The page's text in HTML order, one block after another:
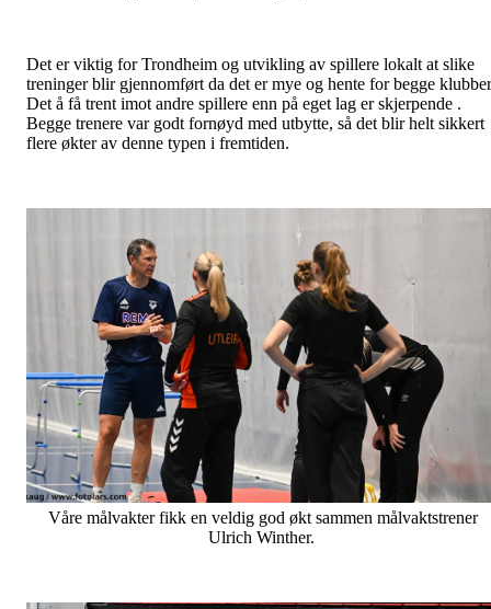
Det er viktig for Trondheim og utvikling av spillere lokalt at slike
treninger blir gjennomført da det er mye og hente for begge
Det å få trent imot andre spillere enn på eget lag er skjerpende .
Begge trenere var godt fornøyd med utbytte, så det blir helt sikkert
flere økter av denne typen i fremtiden.
Våre målvakter fikk en veldig god økt sammen målvaktstrener
Ulrich Winther.